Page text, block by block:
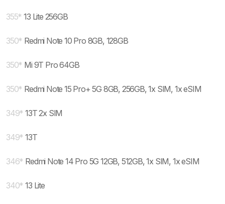
355* 13 Lite 256GB
350* Redmi Note 10 Pro 8GB, 128GB
350* Mi 9T Pro 64GB
350* Redmi Note 15 Pro+ 5G 8GB, 256GB, 1x SIM, 1x eSIM
349* 13T 2x SIM
349* 13T
346* Redmi Note 14 Pro 5G 12GB, 512GB, 1x SIM, 1x eSIM
340* 13 Lite